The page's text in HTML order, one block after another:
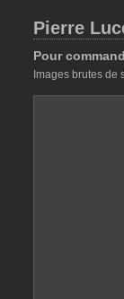
Pierre
Pour
Images brutes de